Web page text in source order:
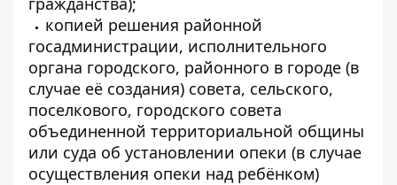
копией решения районной
госадминистрации, исполнительного
органа городского, районного в городе (в
случае её создания) совета, сельского,
поселкового, городского совета
объединенной территориальной общины
или суда об установлении опеки (в случае
осуществления опеки над ребёнком)